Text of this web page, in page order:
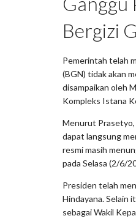
Bergizi
Pemerintah telah
(BGN) tidak akan
disampaikan oleh
Kompleks Istana
Menurut Prasetyo,
dapat langsung
resmi masih
pada Selasa (2/6/
Presiden telah
Hindayana. Selain
sebagai Wakil